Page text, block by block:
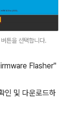
튼을 선택합니다.
Flasher"
인 및 다운로드하